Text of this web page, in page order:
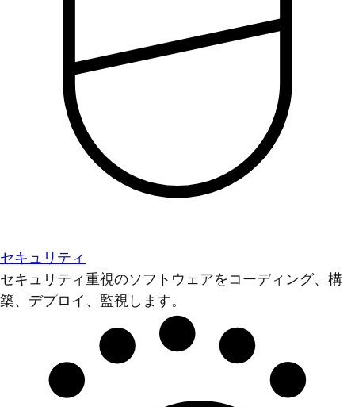
セキュリティ
セキュリティ重視のソフトウェアをコーディング、構
築、デプロイ、監視します。